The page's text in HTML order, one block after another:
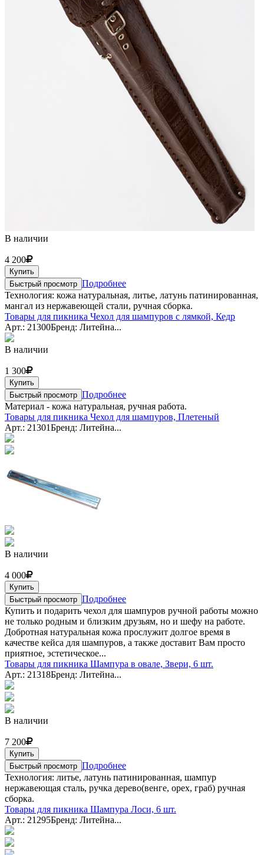
В наличии
4 200
Купить
Быстрый просмотр Подробнее
Технология: кожа натуральная, литье, латунь патинированная,
мангал из нержавеющей стали, ручная сборка.
Товары для пикника Чехол для шампуров с лямкой, Кедр
Арт.: 21300Бренд: Литейна...
В наличии
1 300
Купить
Быстрый просмотр Подробнее
Материал - кожа натуральная, ручная работа.
Товары для пикника Чехол для шампуров, Плетеный
Арт.: 21301Бренд: Литейна...
В наличии
4 000
Купить
Быстрый просмотр Подробнее
Купить и подарить чехол для шампуров ручной работы можно
не только родным и близким друзьям, но и шефу на работе.
Добротная натуральная кожа прослужит долгое время в
качестве кейса для шампуров, а также доставит Вам просто
приятное, эстетическое...
Товары для пикника Шампура в овале, Звери, 6 шт.
Арт.: 21318Бренд: Литейна...
В наличии
7 200
Купить
Быстрый просмотр Подробнее
Технология: литье, латунь патинированная, шампур
нержавеющая сталь, ручка дерево(венге, орех, граб) ручная
сборка.
Товары для пикника Шампура Лоси, 6 шт.
Арт.: 21295Бренд: Литейна...